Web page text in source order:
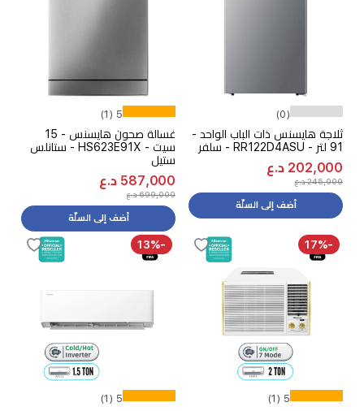
(0)
ثلاجة هايسنس ذات الباب الواحد -
91 لتر - RR122D4ASU - سلفر
202,000 د.ع
245,000 د.ع
أضف إلى السلّة
5 (1)
غسالة صحون هايسنس - 15
سيت - HS623E91X - ستانلس
ستيل
587,000 د.ع
699,000 د.ع
أضف إلى السلّة
-17%
5 (1)
-13%
5 (1)